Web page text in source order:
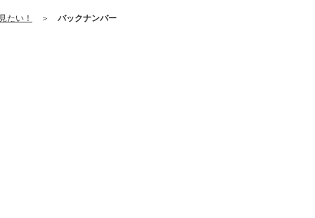
たい！ ＞ バックナンバー